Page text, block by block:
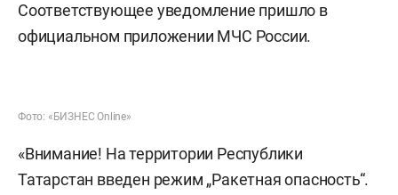
Соответствующее уведомление пришло в
официальном приложении МЧС России.
Фото: «БИЗНЕС Online»
«Внимание! На территории Республики
Татарстан введен режим „Ракетная опасность“.